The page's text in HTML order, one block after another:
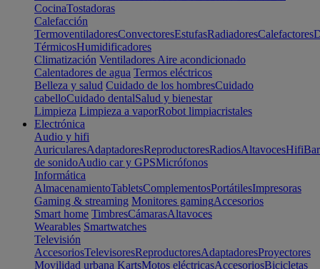
CocinaTostadoras
Calefacción
TermoventiladoresConvectoresEstufasRadiadoresCalefactores
TérmicosHumidificadores
Climatización Ventiladores Aire acondicionado
Calentadores de agua Termos eléctricos
Belleza y salud Cuidado de los hombresCuidado
cabelloCuidado dentalSalud y bienestar
Limpieza Limpieza a vaporRobot limpiacristales
Electrónica
Audio y hifi
AuricularesAdaptadoresReproductoresRadiosAltavocesHifi
de sonidoAudio car y GPSMicrófonos
Informática
AlmacenamientoTabletsComplementosPortátilesImpresoras
Gaming & streaming Monitores gamingAccesorios
Smart home TimbresCámarasAltavoces
Wearables Smartwatches
Televisión
AccesoriosTelevisoresReproductoresAdaptadoresProyectores
Movilidad urbana KartsMotos eléctricasAccesoriosBicicletas